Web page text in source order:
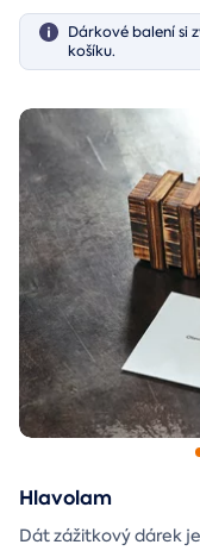
Dárkové balení si
košíku.
Hlavolam
Dát zážitkový dárek